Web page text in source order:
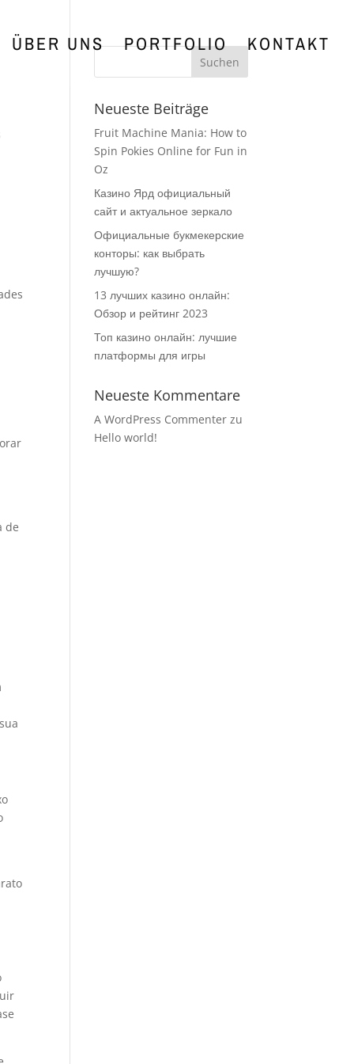
ÜBER UNS PORTFOLIO KONTAKT
de
Neueste Beiträge
Fruit Machine Mania: How to
Spin Pokies Online for Fun in
Oz
Казино Ярд официальный
сайт и актуальное зеркало
Официальные букмекерские
конторы: как выбрать
лучшую?
13 лучших казино онлайн:
Обзор и рейтинг 2023
Топ казино онлайн: лучшие
платформы для игры
Neueste Kommentare
A WordPress Commenter zu
Hello world!